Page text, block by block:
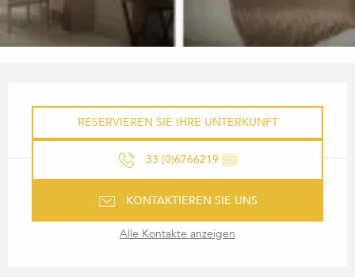
RESERVIEREN SIE IHRE UNTERKUNFT
33 (0)6766219 ▒▒
KONTAKTIEREN SIE UNS
Alle Kontakte anzeigen